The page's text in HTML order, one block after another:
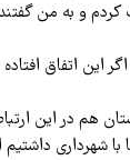
من گفتند که
افتاده باشد
این ارتباط به
داشتیم از